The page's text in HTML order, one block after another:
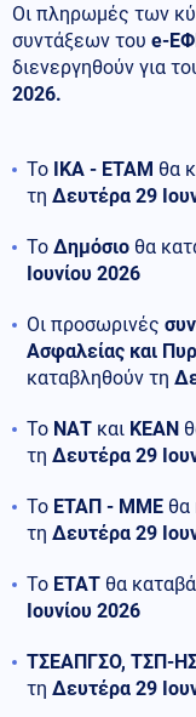
Οι πληρωμές των
συντάξεων του e-
διενεργηθούν για
2026.
Το ΙΚΑ - ΕΤΑΜ θα
τη Δευτέρα 29
Το Δημόσιο θα
Ιουνίου 2026
Οι προσωρινές
Ασφαλείας και
καταβληθούν τη
Το ΝΑΤ και ΚΕΑΝ
τη Δευτέρα 29
Το ΕΤΑΠ - ΜΜΕ θα
τη Δευτέρα 29
Το ΕΤΑΤ θα
Ιουνίου 2026
ΤΣΕΑΠΓΣΟ, ΤΣΠ-
τη Δευτέρα 29